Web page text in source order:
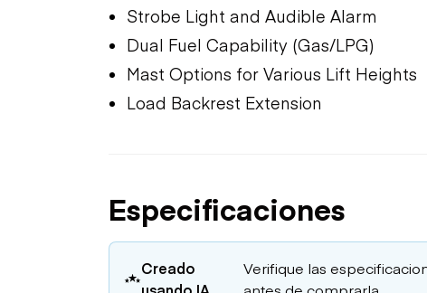
Strobe Light and Audible Alarm
Dual Fuel Capability (Gas/LPG)
Mast Options for Various Lift Heights
Load Backrest Extension
Especificaciones
Creado
Verifique las